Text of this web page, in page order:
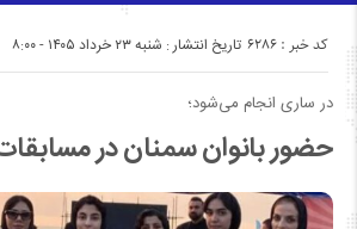
تاریخ انتشار : شنبه ۲۳ خرداد ۱۴۰۵ - ۸:۰۰ کد خبر : 6286
در ساری انجام می‌شود؛
حضور بانوان سمنان در